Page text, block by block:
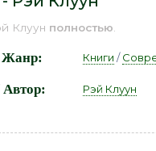
Клуун полностью
Жанр: Книги /
Автор: Рэй Клуун